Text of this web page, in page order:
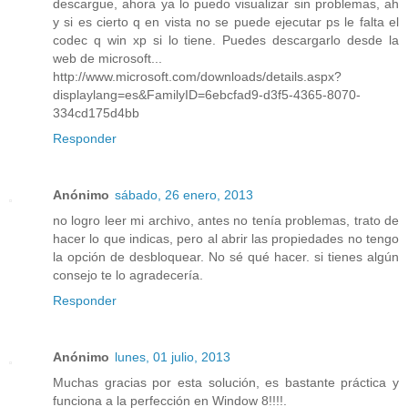
descargue, ahora ya lo puedo visualizar sin problemas, ah
y si es cierto q en vista no se puede ejecutar ps le falta el
codec q win xp si lo tiene. Puedes descargarlo desde la
web de microsoft...
http://www.microsoft.com/downloads/details.aspx?
displaylang=es&FamilyID=6ebcfad9-d3f5-4365-8070-
334cd175d4bb
Responder
Anónimo sábado, 26 enero, 2013
no logro leer mi archivo, antes no tenía problemas, trato de
hacer lo que indicas, pero al abrir las propiedades no tengo
la opción de desbloquear. No sé qué hacer. si tienes algún
consejo te lo agradecería.
Responder
Anónimo lunes, 01 julio, 2013
Muchas gracias por esta solución, es bastante práctica y
funciona a la perfección en Window 8!!!!.